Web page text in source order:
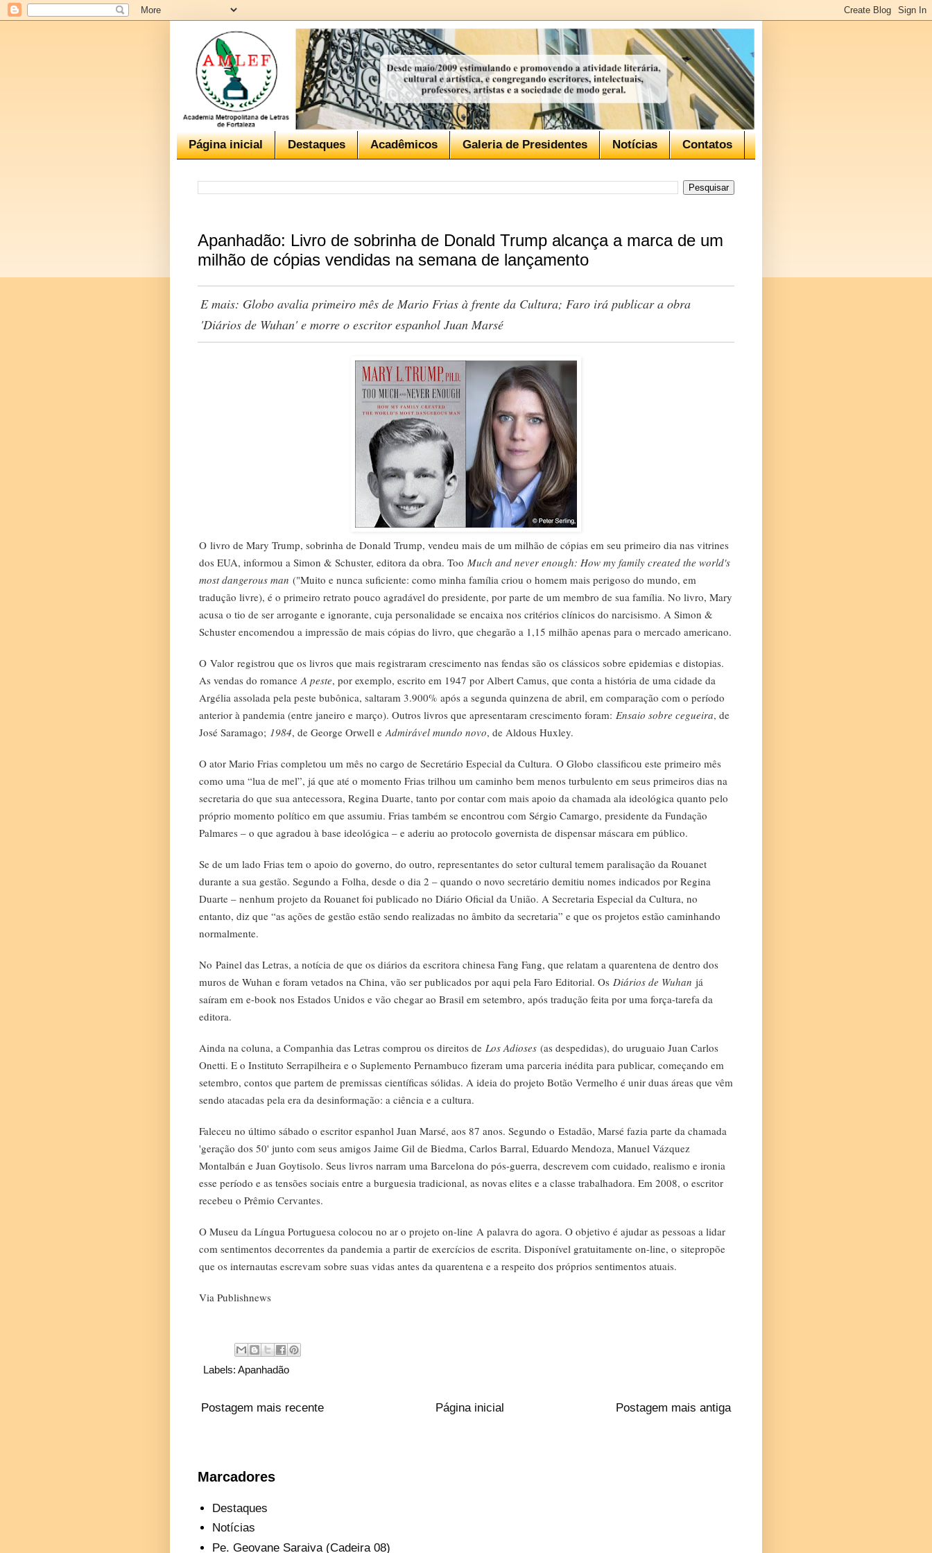
Página inicial Destaques Acadêmicos Galeria de Presidentes Notícias Contatos
Apanhadão: Livro de sobrinha de Donald Trump alcança a marca de um
milhão de cópias vendidas na semana de lançamento
E mais: Globo avalia primeiro mês de Mario Frias à frente da Cultura; Faro irá publicar a obra
'Diários de Wuhan' e morre o escritor espanhol Juan Marsé
O livro de Mary Trump, sobrinha de Donald Trump, vendeu mais de um milhão de cópias em seu primeiro dia nas vitrines
dos EUA, informou a Simon & Schuster, editora da obra. Too Much and never enough: How my family created the world's
most dangerous man ("Muito e nunca suficiente: como minha família criou o homem mais perigoso do mundo, em
tradução livre), é o primeiro retrato pouco agradável do presidente, por parte de um membro de sua família. No livro, Mary
acusa o tio de ser arrogante e ignorante, cuja personalidade se encaixa nos critérios clínicos do narcisismo. A Simon &
Schuster encomendou a impressão de mais cópias do livro, que chegarão a 1,15 milhão apenas para o mercado americano.
O Valor registrou que os livros que mais registraram crescimento nas fendas são os clássicos sobre epidemias e distopias.
As vendas do romance A peste, por exemplo, escrito em 1947 por Albert Camus, que conta a história de uma cidade da
Argélia assolada pela peste bubônica, saltaram 3.900% após a segunda quinzena de abril, em comparação com o período
anterior à pandemia (entre janeiro e março). Outros livros que apresentaram crescimento foram: Ensaio sobre cegueira, de
José Saramago; 1984, de George Orwell e Admirável mundo novo, de Aldous Huxley.
O ator Mario Frias completou um mês no cargo de Secretário Especial da Cultura. O Globo classificou este primeiro mês
como uma “lua de mel”, já que até o momento Frias trilhou um caminho bem menos turbulento em seus primeiros dias na
secretaria do que sua antecessora, Regina Duarte, tanto por contar com mais apoio da chamada ala ideológica quanto pelo
próprio momento político em que assumiu. Frias também se encontrou com Sérgio Camargo, presidente da Fundação
Palmares – o que agradou à base ideológica – e aderiu ao protocolo governista de dispensar máscara em público.
Se de um lado Frias tem o apoio do governo, do outro, representantes do setor cultural temem paralisação da Rouanet
durante a sua gestão. Segundo a Folha, desde o dia 2 – quando o novo secretário demitiu nomes indicados por Regina
Duarte – nenhum projeto da Rouanet foi publicado no Diário Oficial da União. A Secretaria Especial da Cultura, no
entanto, diz que “as ações de gestão estão sendo realizadas no âmbito da secretaria” e que os projetos estão caminhando
normalmente.
No Painel das Letras, a notícia de que os diários da escritora chinesa Fang Fang, que relatam a quarentena de dentro dos
muros de Wuhan e foram vetados na China, vão ser publicados por aqui pela Faro Editorial. Os Diários de Wuhan já
saíram em e-book nos Estados Unidos e vão chegar ao Brasil em setembro, após tradução feita por uma força-tarefa da
editora.
Ainda na coluna, a Companhia das Letras comprou os direitos de Los Adioses (as despedidas), do uruguaio Juan Carlos
Onetti. E o Instituto Serrapilheira e o Suplemento Pernambuco fizeram uma parceria inédita para publicar, começando em
setembro, contos que partem de premissas científicas sólidas. A ideia do projeto Botão Vermelho é unir duas áreas que vêm
sendo atacadas pela era da desinformação: a ciência e a cultura.
Faleceu no último sábado o escritor espanhol Juan Marsé, aos 87 anos. Segundo o Estadão, Marsé fazia parte da chamada
'geração dos 50' junto com seus amigos Jaime Gil de Biedma, Carlos Barral, Eduardo Mendoza, Manuel Vázquez
Montalbán e Juan Goytisolo. Seus livros narram uma Barcelona do pós-guerra, descrevem com cuidado, realismo e ironia
esse período e as tensões sociais entre a burguesia tradicional, as novas elites e a classe trabalhadora. Em 2008, o escritor
recebeu o Prêmio Cervantes.
O Museu da Língua Portuguesa colocou no ar o projeto on-line A palavra do agora. O objetivo é ajudar as pessoas a lidar
com sentimentos decorrentes da pandemia a partir de exercícios de escrita. Disponível gratuitamente on-line, o sitepropõe
que os internautas escrevam sobre suas vidas antes da quarentena e a respeito dos próprios sentimentos atuais.
Via Publishnews
Labels: Apanhadão
Postagem mais recente Postagem mais antiga
Página inicial
Marcadores
Destaques
Notícias
Pe. Geovane Saraiva (Cadeira 08)